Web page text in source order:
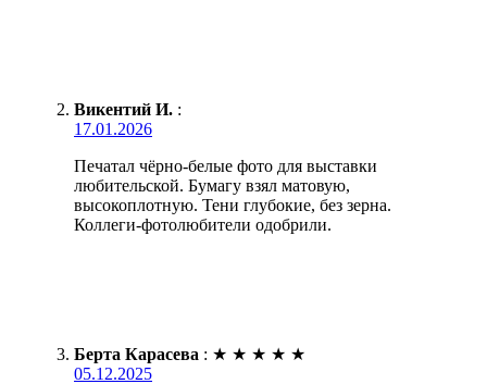
Викентий И. :
17.01.2026
Печатал чёрно-белые фото для выставки
любительской. Бумагу взял матовую,
высокоплотную. Тени глубокие, без зерна.
Коллеги-фотолюбители одобрили.
Берта Карасева : ★ ★ ★ ★ ★
05.12.2025